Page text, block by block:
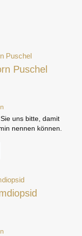
Puschel
uns bitte, damit
nennen können.